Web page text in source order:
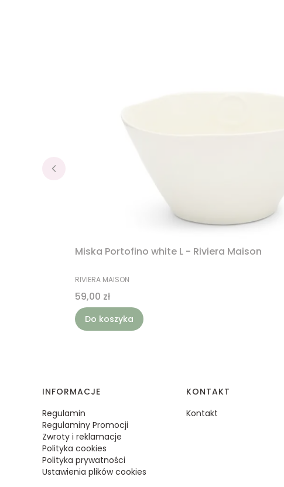
Miska Portofino white L - Riviera Maison
PRODUCENT
RIVIERA MAISON
Cena
59,00 zł
Do koszyka
Linki w stopce
INFORMACJE
Regulamin
Regulaminy Promocji
Zwroty i reklamacje
Polityka cookies
Polityka prywatności
Ustawienia plików cookies
KONTAKT
Kontakt